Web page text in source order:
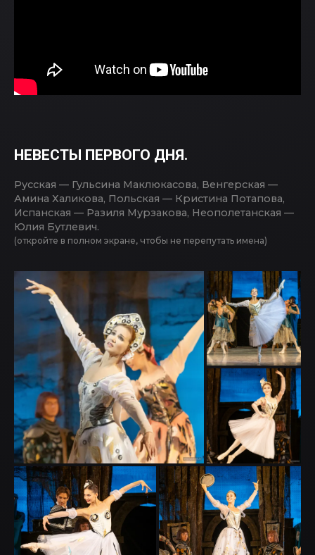
НЕВЕСТЫ ПЕРВОГО ДНЯ.
Русская — Гульсина Маклюкасова, Венгерская —
Амина Халикова, Польская — Кристина Потапова,
Испанская — Разиля Мурзакова, Неополетанская —
Юлия Бутлевич.
(откройте в полном экране, чтобы не перепутать имена)